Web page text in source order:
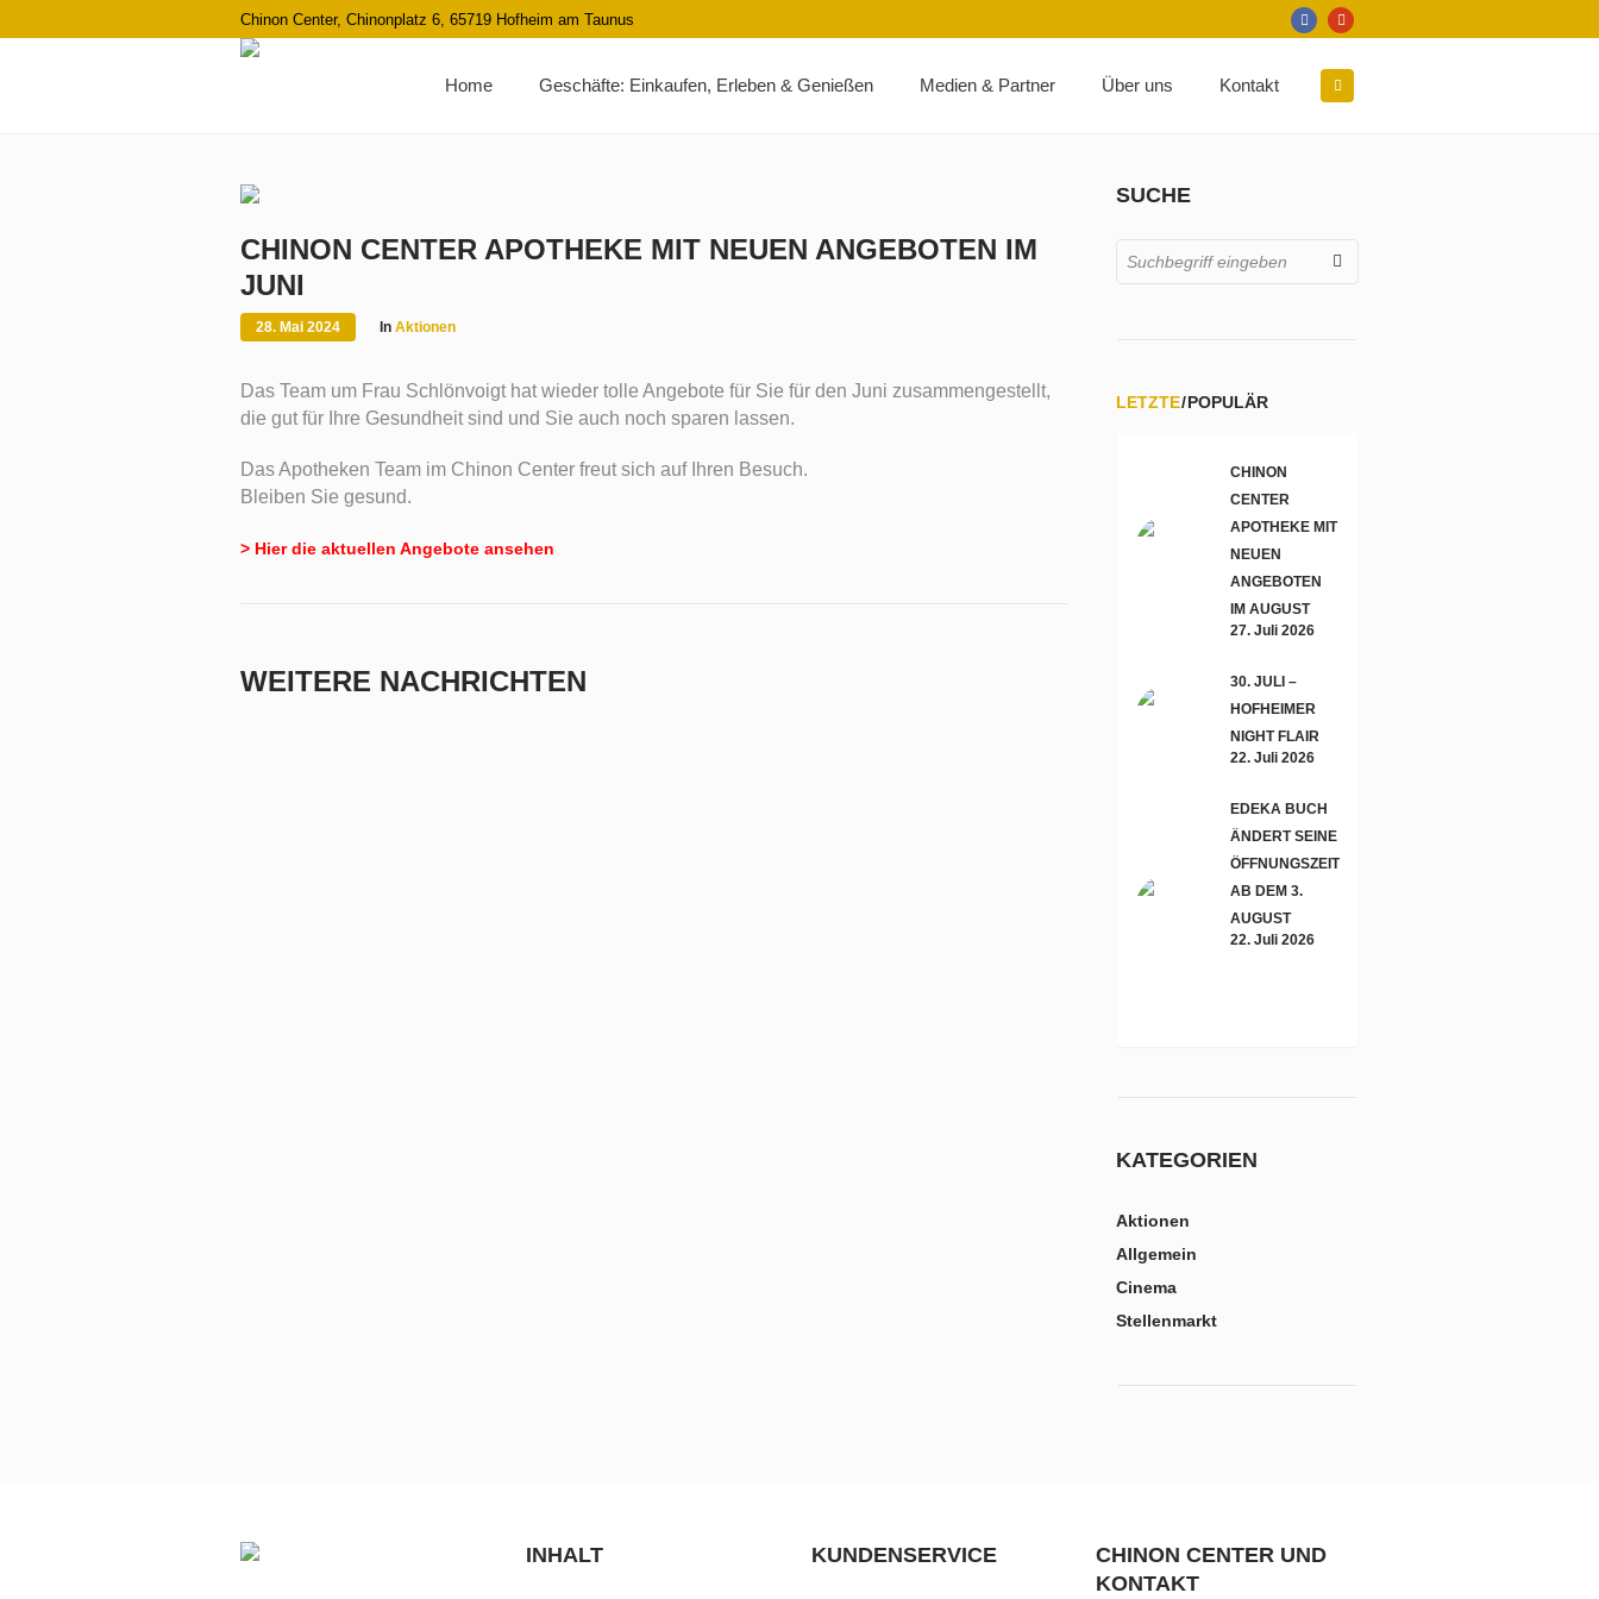
Chinon Center, Chinonplatz 6, 65719 Hofheim am Taunus
Home Geschäfte: Einkaufen, Erleben & Genießen Medien & Partner Über uns Kontakt
CHINON CENTER APOTHEKE MIT NEUEN ANGEBOTEN IM
JUNI
28. Mai 2024 In Aktionen
Das Team um Frau Schlönvoigt hat wieder tolle Angebote für Sie für den Juni zusammengestellt,
die gut für Ihre Gesundheit sind und Sie auch noch sparen lassen.
Das Apotheken Team im Chinon Center freut sich auf Ihren Besuch.
Bleiben Sie gesund.
> Hier die aktuellen Angebote ansehen
WEITERE NACHRICHTEN
SUCHE
LETZTE POPULÄR
CHINON
CENTER
APOTHEKE MIT
NEUEN
ANGEBOTEN
IM AUGUST
27. Juli 2026
30. JULI –
HOFHEIMER
NIGHT FLAIR
22. Juli 2026
EDEKA BUCH
ÄNDERT SEINE
ÖFFNUNGSZEITEN
AB DEM 3.
AUGUST
22. Juli 2026
KATEGORIEN
Aktionen
Allgemein
Cinema
Stellenmarkt
INHALT KUNDENSERVICE
CHINON CENTER UND
KONTAKT